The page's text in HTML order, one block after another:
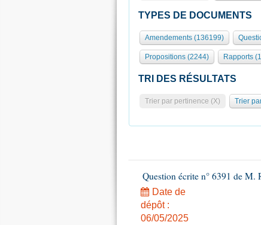
TYPES DE DOCUMENTS
Amendements (136199)
Propositions (2244) Rapports
TRI DES RÉSULTATS
Trier par pertinence (X) Trier
Question écrite n° 6391 de M.
Date de
dépôt :
06/05/2025